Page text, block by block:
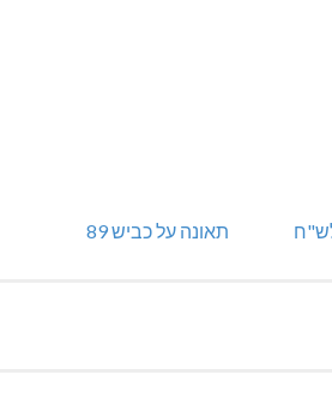
תאונה על כביש 89